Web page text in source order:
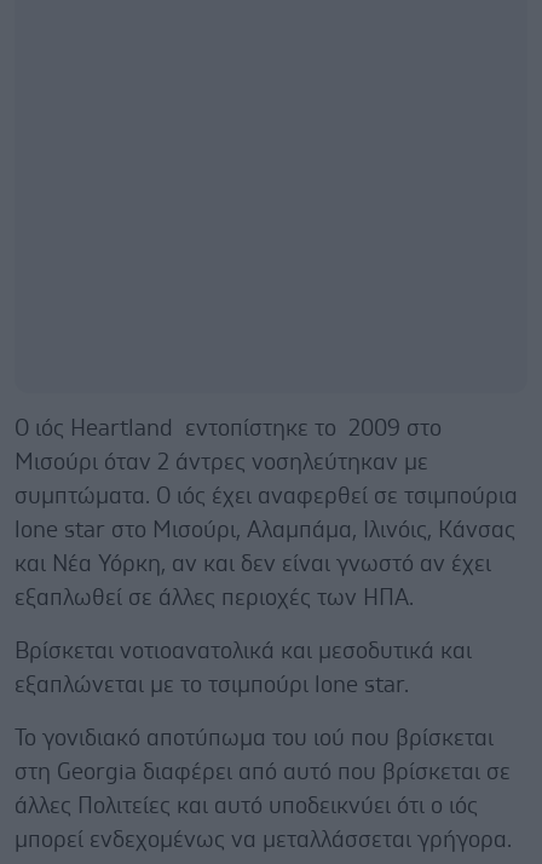
Ο ιός Heartland εντοπίστηκε το 2009 στο
Μισούρι όταν 2 άντρες νοσηλεύτηκαν με
συμπτώματα. Ο ιός έχει αναφερθεί σε τσιμπούρια
lone star στο Μισούρι, Αλαμπάμα, Ιλινόις, Κάνσας
και Νέα Υόρκη, αν και δεν είναι γνωστό αν έχει
εξαπλωθεί σε άλλες περιοχές των ΗΠΑ.
Βρίσκεται νοτιοανατολικά και μεσοδυτικά και
εξαπλώνεται με το τσιμπούρι lone star.
Το γονιδιακό αποτύπωμα του ιού που βρίσκεται
στη Georgia διαφέρει από αυτό που βρίσκεται σε
άλλες Πολιτείες και αυτό υποδεικνύει ότι ο ιός
μπορεί ενδεχομένως να μεταλλάσσεται γρήγορα.